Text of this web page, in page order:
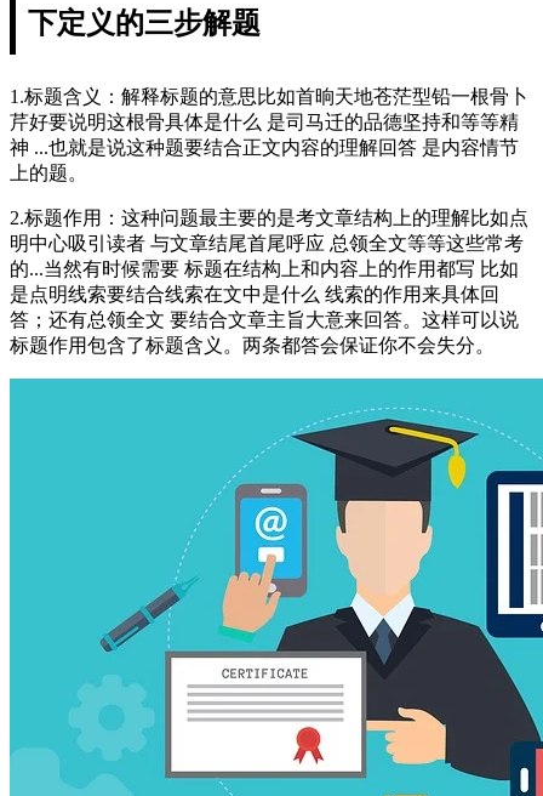
下定义的三步解题
1.标题含义：解释标题的意思比如首晌天地苍茫型铅一根骨卜
芹好要说明这根骨具体是什么 是司马迁的品德坚持和等等精
神 ...也就是说这种题要结合正文内容的理解回答 是内容情节
上的题。
2.标题作用：这种问题最主要的是考文章结构上的理解比如点
明中心吸引读者 与文章结尾首尾呼应 总领全文等等这些常考
的...当然有时候需要 标题在结构上和内容上的作用都写 比如
是点明线索要结合线索在文中是什么 线索的作用来具体回
答；还有总领全文 要结合文章主旨大意来回答。这样可以说
标题作用包含了标题含义。两条都答会保证你不会失分。